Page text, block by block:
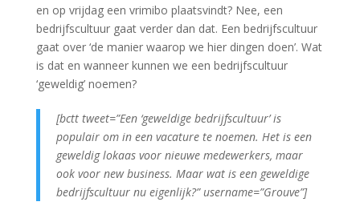
en op vrijdag een vrimibo plaatsvindt? Nee, een
bedrijfscultuur gaat verder dan dat. Een bedrijfscultuur
gaat over ‘de manier waarop we hier dingen doen’. Wat
is dat en wanneer kunnen we een bedrijfscultuur
‘geweldig’ noemen?
[bctt tweet=”Een ‘geweldige bedrijfscultuur’ is
populair om in een vacature te noemen. Het is een
geweldig lokaas voor nieuwe medewerkers, maar
ook voor new business. Maar wat is een geweldige
bedrijfscultuur nu eigenlijk?” username=”Grouve”]